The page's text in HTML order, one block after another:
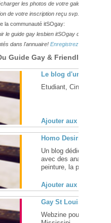
les photos de votre galerie,
de votre inscription reçu svp.
la communauté itSOgay:
le guide gay lesbien itSOgay de vos
dans l'annuaire! Enregistrez-vous ici!
Guide Gay & Friendly
Le blog d'un Louis
Etudiant, Cinéphile,
Ajouter aux favoris
Homo Desiribus
Un blog dédié à
avec des analyses et
peinture, la
Ajouter aux favoris
Gay St Louis
Webzine pour les